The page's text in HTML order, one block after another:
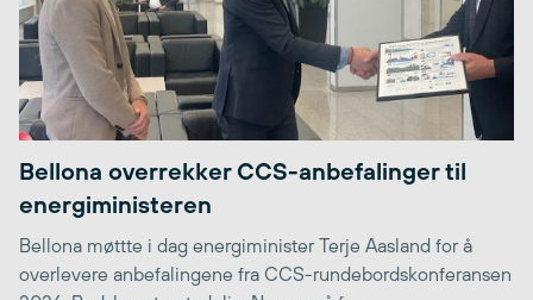
Bellona overrekker CCS-anbefalinger til
energiministeren
Bellona møttte i dag energiminister Terje Aasland for å
overlevere anbefalingene fra CCS-rundebordskonferansen